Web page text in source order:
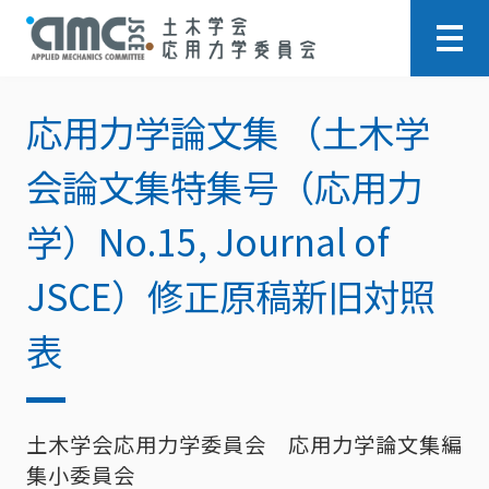
応用力学論文集 （土木学
会論文集特集号（応用力
学）No.15, Journal of
JSCE）修正原稿新旧対照
表
土木学会応用力学委員会 応用力学論文集編
集小委員会